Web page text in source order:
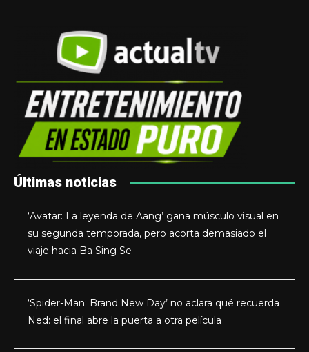
Últimas noticias
‘Avatar: La leyenda de Aang’ gana músculo visual en
su segunda temporada, pero acorta demasiado el
viaje hacia Ba Sing Se
‘Spider-Man: Brand New Day’ no aclara qué recuerda
Ned: el final abre la puerta a otra película